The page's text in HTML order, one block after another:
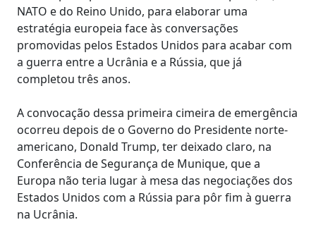
NATO e do Reino Unido, para elaborar uma
estratégia europeia face às conversações
promovidas pelos Estados Unidos para acabar com
a guerra entre a Ucrânia e a Rússia, que já
completou três anos.
A convocação dessa primeira cimeira de emergência
ocorreu depois de o Governo do Presidente norte-
americano, Donald Trump, ter deixado claro, na
Conferência de Segurança de Munique, que a
Europa não teria lugar à mesa das negociações dos
Estados Unidos com a Rússia para pôr fim à guerra
na Ucrânia.